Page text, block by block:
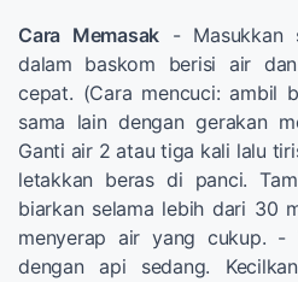
Cara Memasak - Masukkan
dalam baskom berisi air
cepat. (Cara mencuci: ambil
sama lain dengan gerakan
Ganti air 2 atau tiga kali lalu
letakkan beras di panci.
biarkan selama lebih dari 30
menyerap air yang cukup. -
dengan api sedang.